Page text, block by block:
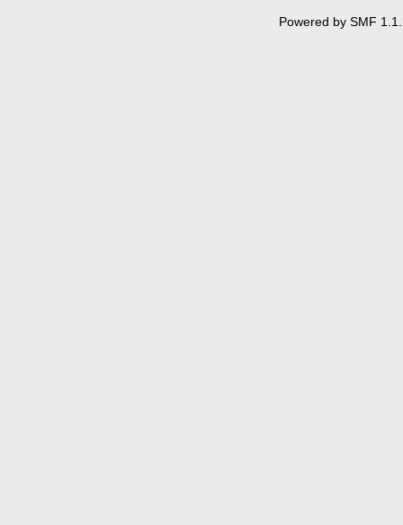
Powered by SMF